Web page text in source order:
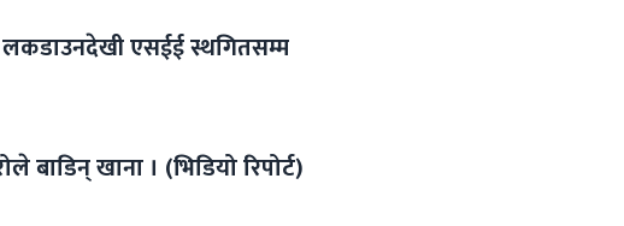
एसईई स्थगितसम्म
बाडिन् खाना । (भिडियो रिपोर्ट)